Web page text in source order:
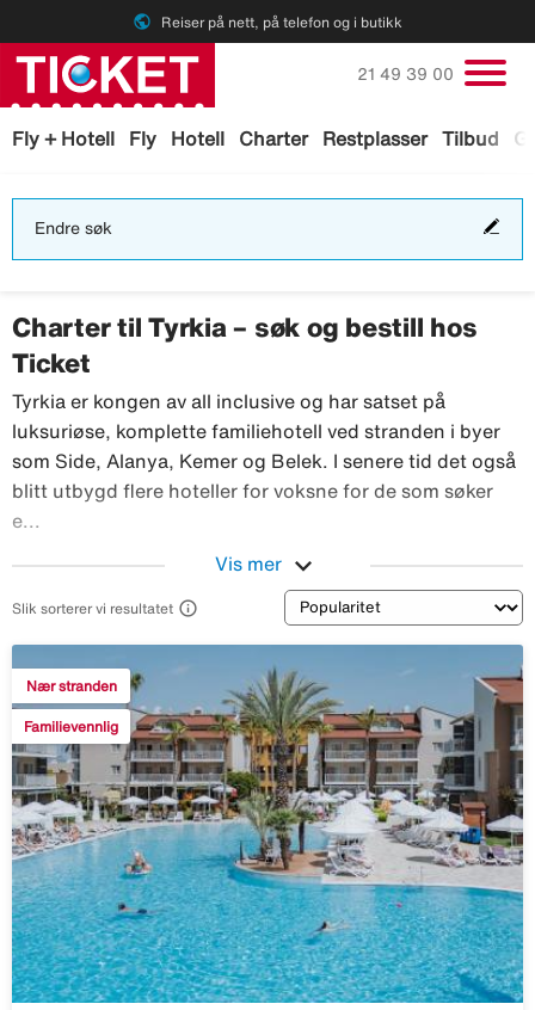
public Reiser på nett, på telefon og i butikk
Fly + Hotell Fly Hotell Charter Restplasser Tilbud
Ring oss på
21 49 39 00
Endre søk
Charter til Tyrkia – søk og bestill hos
Ticket
Tyrkia er kongen av all inclusive og har satset på
luksuriøse, komplette familiehotell ved stranden i byer
som Side, Alanya, Kemer og Belek. I senere tid det også
blitt utbygd flere hoteller for voksne for de som søker
e...
Vis mer expand_more
Slik sorterer vi resultatet  Sortering
Nær stranden
Familievennlig